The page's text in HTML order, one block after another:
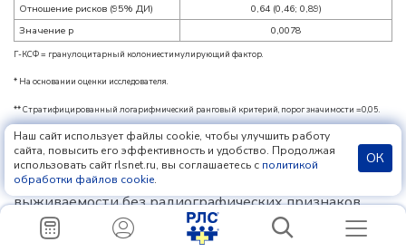
Отношение рисков (95% ДИ)
0,64 (0,46; 0,89)
Значение p
0,0078
Г-КСФ = гранулоцитарный колониестимулирующий фактор.
* На основании оценки исследователя.
** Стратифицированный логарифмический ранговый критерий, порог значимости =0,05.
*** Показатель общей выживаемости был статистически значимым.
В зависимости от последовательности проводимой
до рандомизации терапии, показатели
выживаемости без радиографических признаков
прогрессирования заболевания были сопоставимы в
подгруппах пациентов, получавших терапию
Наш сайт использует файлы cookie, чтобы улучшить работу
сайта, повысить его эффективность и удобство. Продолжая
использовать сайт rlsnet.ru, вы соглашаетесь с политикой
обработки файлов cookie.
ОК